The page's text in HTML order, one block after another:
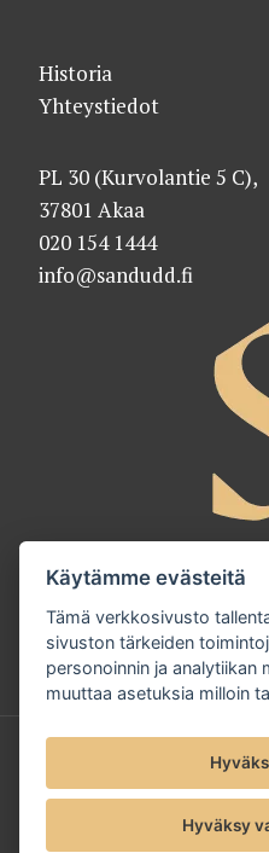
Historia
Yhteystiedot
PL 30 (Kurvolantie 5 C),
37801 Akaa
020 154 1444
info@sandudd.fi
Käytämme evästeitä
Tämä verkkosivusto
sivuston tärkeiden
personoinnin ja analytiikan
muuttaa asetuksia milloin
Hyväksy